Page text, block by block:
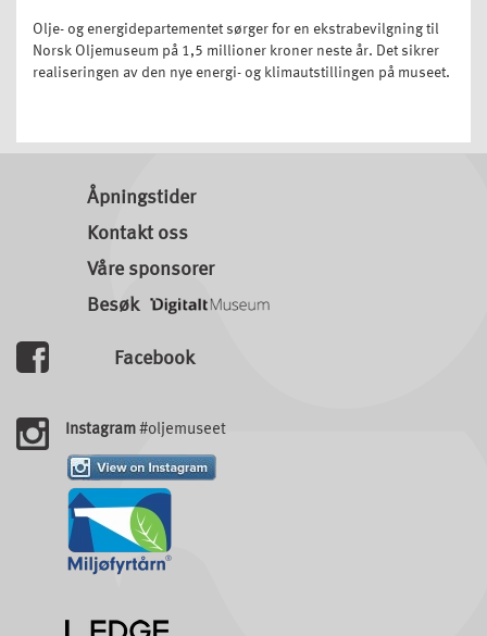
Olje- og energidepartementet sørger for en ekstrabevilgning til
Norsk Oljemuseum på 1,5 millioner kroner neste år. Det sikrer
realiseringen av den nye energi- og klimautstillingen på museet.
Åpningstider
Kontakt oss
Våre sponsorer
Besøk
Facebook
Instagram#oljemuseet